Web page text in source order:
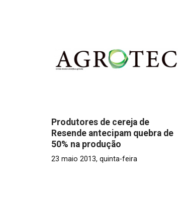
Produtores de cereja de
Resende antecipam quebra de
50% na produção
23 maio 2013, quinta-feira